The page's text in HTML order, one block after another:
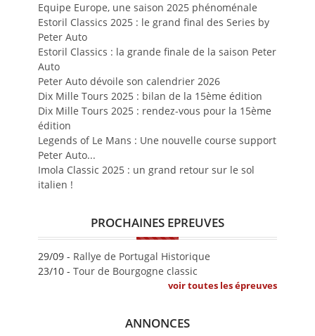
Equipe Europe, une saison 2025 phénoménale
Estoril Classics 2025 : le grand final des Series by
Peter Auto
Estoril Classics : la grande finale de la saison Peter
Auto
Peter Auto dévoile son calendrier 2026
Dix Mille Tours 2025 : bilan de la 15ème édition
Dix Mille Tours 2025 : rendez-vous pour la 15ème
édition
Legends of Le Mans : Une nouvelle course support
Peter Auto...
Imola Classic 2025 : un grand retour sur le sol
italien !
PROCHAINES EPREUVES
29/09 - Rallye de Portugal Historique
23/10 - Tour de Bourgogne classic
voir toutes les épreuves
ANNONCES